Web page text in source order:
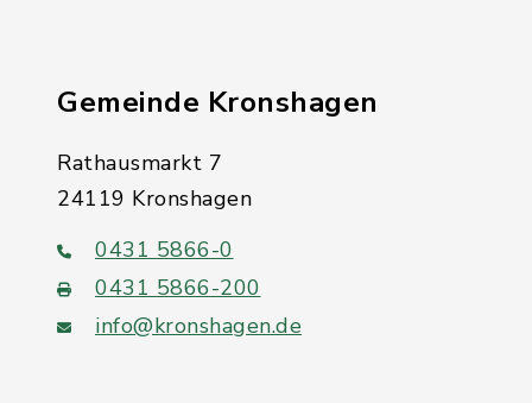
Gemeinde Kronshagen
Rathausmarkt 7
24119 Kronshagen
0431 5866-0
0431 5866-200
info@kronshagen.de